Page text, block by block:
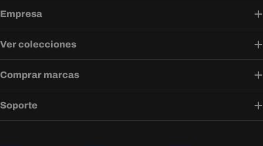
Empresa
Ver colecciones
Comprar marcas
Soporte